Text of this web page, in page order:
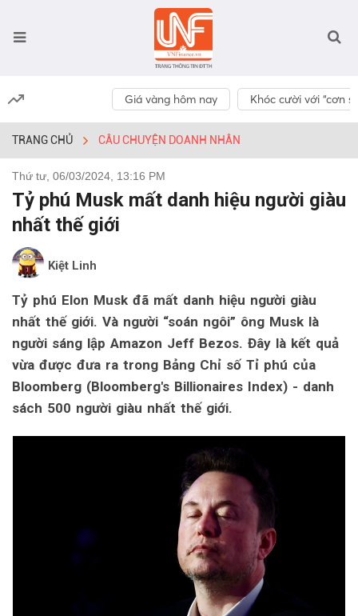
Giá vàng hôm nay Khóc cười với “cơn
TRANG CHỦ CÂU CHUYỆN DOANH NHÂN
Thứ tư, 06/03/2024, 13:16 PM
Tỷ phú Musk mất danh hiệu người giàu
nhất thế giới
Kiệt Linh
Tỷ phú Elon Musk đã mất danh hiệu người giàu
nhất thế giới. Và người “soán ngôi” ông Musk là
người sáng lập Amazon Jeff Bezos. Đây là kết quả
vừa được đưa ra trong Bảng Chỉ số Tỉ phú của
Bloomberg (Bloomberg's Billionaires Index) - danh
sách 500 người giàu nhất thế giới.